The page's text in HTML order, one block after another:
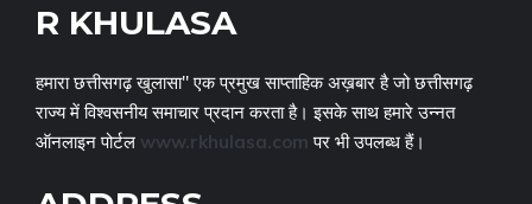
R KHULASA
हमारा छत्तीसगढ़ खुलासा" एक प्रमुख साप्ताहिक अख़बार है जो छत्तीसगढ़
राज्य में विश्वसनीय समाचार प्रदान करता है। इसके साथ हमारे उन्नत
ऑनलाइन पोर्टल www.rkhulasa.com पर भी उपलब्ध हैं।